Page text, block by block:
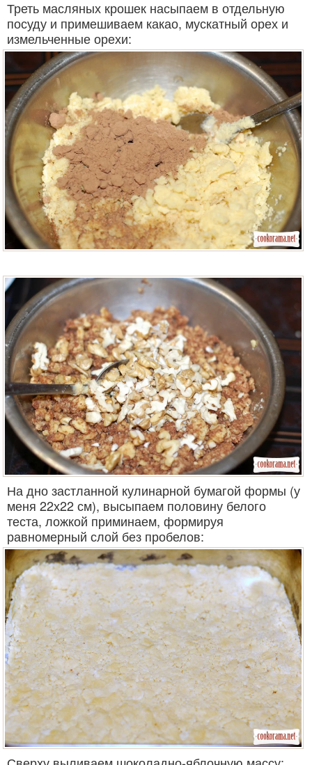
Треть масляных крошек насыпаем в отдельную
посуду и примешиваем какао, мускатный орех и
измельченные орехи:
На дно застланной кулинарной бумагой формы (у
меня 22х22 см), высыпаем половину белого
теста, ложкой приминаем, формируя
равномерный слой без пробелов: